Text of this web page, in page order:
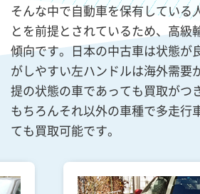
そんな中で自動車を保有している
とを前提とされているため、高級
傾向です。日本の中古車は状態が
がしやすい左ハンドルは海外需要
提の状態の車であっても買取がつ
もちろんそれ以外の車種で多走行
ても買取可能です。